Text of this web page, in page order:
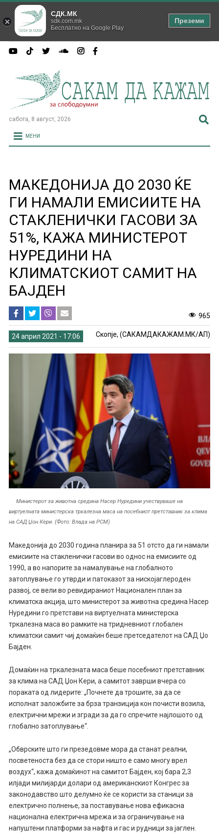
сабота, 8 август, 2026
МЕНИ
МАКЕДОНИЈА ДО 2030 ЌЕ
ГИ НАМАЛИ ЕМИСИИТЕ НА
СТАКЛЕНИЧКИ ГАСОВИ ЗА
51%, КАЖА МИНИСТЕРОТ
НУРЕДИНИ НА
КЛИМАТСКИОТ САМИТ НА
БАЈДЕН
965
24 април 2021 - 17:06 Скопје, (САКАМДАКАЖАМ.МК/АП)
Министерот за животна средина Насер Нуредини учествуваше на
виртуелната министерска тркалезна маса на посебниот претставник за клима
на САД Џон Кери. (Фото: Влада на РСМ)
Македонија до 2030 година планира за 51 отсто да ги намали
емисиите на стакленички гасови во однос на емисиите од
1990, а во напорите за намалување на глобалното
затоплување го утврди и патоказот за нискојаглероден
развој, се вели во ревидираниот Национален план за
климатска акција, што министерот за животна средина Насер
Нуредини го претстави на виртуелната министерска
тркалезна маса во рамките на тридневниот глобален
климатски самит чиј домаќин беше претседателот на САД Џо
Бајден.
Домаќин на тркалезната маса беше посебниот претставник
за клима на САД Џон Кери, а самитот заврши вчера со
пораката од лидерите: „Почнете да трошите, за да се
исполнат заложбите за брза транзиција кон почисти возила,
електрични мрежи и згради за да го спречите најлошото од
глобално затоплување“.
„Обврските што ги презедовме мора да станат реални,
посветеноста без да се стори ништо е само многу врел
воздух“, кажа домаќинот на самитот Бајден, кој бара 2,3
илјади милијарди долари од американскиот Конгрес за
законодавство што делумно ќе се користи за станици за
електрично полнење, за поставување нова ефикасна
национална електрична мрежа и за ограничување на
напуштени платформи за нафта и гас и рудници за јаглен.
СДК.МК
sdk.com.mk
Бесплатно на Google Play
Преземи